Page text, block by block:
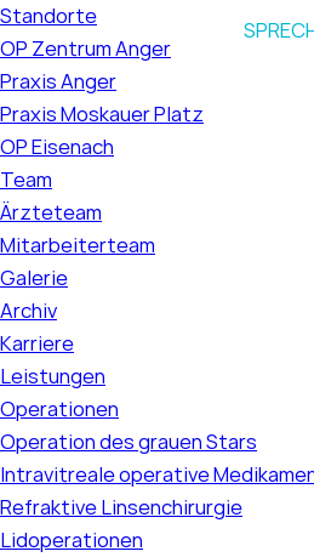
Standorte
OP Zentrum Anger
Praxis Anger
Praxis Moskauer Platz
OP Eisenach
Team
Ärzteteam
Mitarbeiterteam
Galerie
Archiv
Karriere
Leistungen
Operationen
Operation des grauen Stars
Intravitreale operative
Refraktive Linsenchirurgie
Lidoperationen